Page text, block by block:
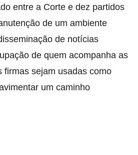
entre a Corte e dez partidos
de um ambiente
de notícias
de quem acompanha as
firmas sejam usadas como
um caminho